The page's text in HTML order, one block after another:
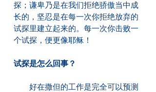
探；谦卑乃是在我们拒绝骄傲当中成
长的，坚忍是在每一次你拒绝放弃的
试探里建立起来的。每一次你击败一
个试探，便更像耶稣！
试探是怎么回事？
好在撒但的工作是完全可以预测